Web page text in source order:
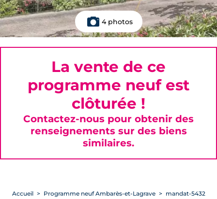
4 photos
Accueil Programme neuf Ambarès-et-Lagrave mandat-5432
La vente de ce
programme neuf est
clôturée !
Contactez-nous pour obtenir des
renseignements sur des biens
similaires.